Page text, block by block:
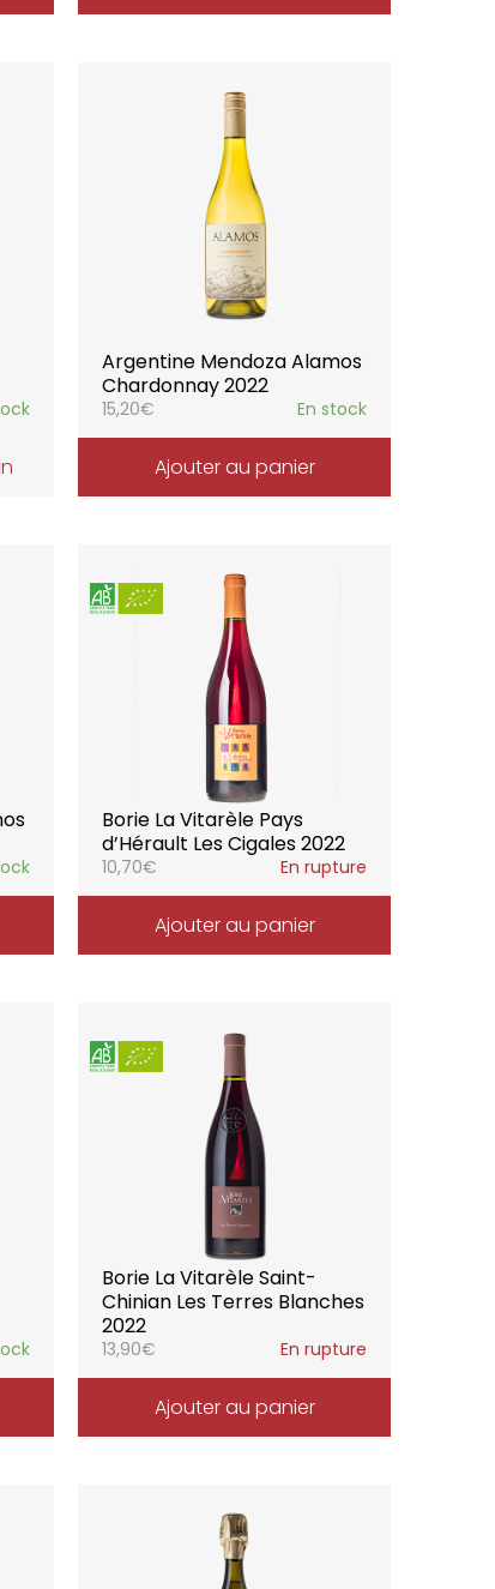
Argentine Mendoza Alamos
Chardonnay 2022
15,20€ En stock
Ajouter au panier
Borie La Vitarèle Pays
d’Hérault Les Cigales 2022
10,70€ En rupture
Ajouter au panier
Borie La Vitarèle Saint-
Chinian Les Terres Blanches
2022
13,90€ En rupture
Ajouter au panier